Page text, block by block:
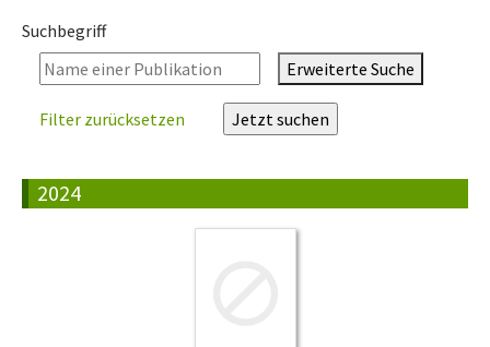
Suchbegriff
Erweiterte Suche
Filter zurücksetzen
2024